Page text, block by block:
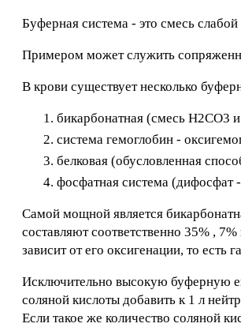
Буферная система - это смесь
Примером может служить
В крови существует несколько
бикарбонатная (смесь Н2СО3
система гемоглобин -
белковая (обусловленная
фосфатная система (дифосфат
Самой мощной является
составляют соответственно 35% ,
зависит от его оксигенации, то
Исключительно высокую буферную
соляной кислоты добавить к 1 л
Если такое же количество соляной